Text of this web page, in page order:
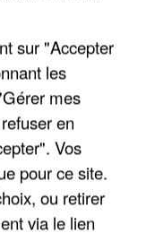
sur "Accepter
les
mes
en
Vos
pour ce site.
ou retirer
via le lien